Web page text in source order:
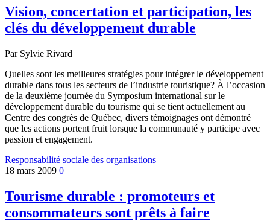
Vision, concertation et participation, les
clés du développement durable
Par Sylvie Rivard
Quelles sont les meilleures stratégies pour intégrer le développement
durable dans tous les secteurs de l’industrie touristique? À l’occasion
de la deuxième journée du Symposium international sur le
développement durable du tourisme qui se tient actuellement au
Centre des congrès de Québec, divers témoignages ont démontré
que les actions portent fruit lorsque la communauté y participe avec
passion et engagement.
Responsabilité sociale des organisations
18 mars 2009 0
Tourisme durable : promoteurs et
consommateurs sont prêts à faire